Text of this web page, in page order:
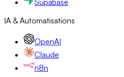
Supabase
IA & Automatisations
OpenAI
Claude
n8n